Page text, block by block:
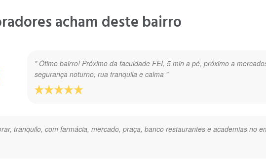
acham deste bairro
" Ótimo bairro! Próximo da faculdade FEI, 5 min a pé, próximo a
segurança noturno, rua tranquila e calma "
tranquilo, com farmácia, mercado, praça, banco restaurantes e academias no